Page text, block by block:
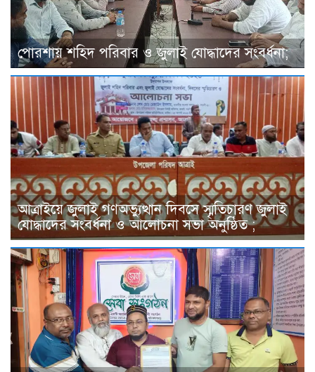
পোরশায় শহিদ পরিবার ও জুলাই যোদ্ধাদের সংবর্ধনা;
আত্রাইয়ে জুলাই গণঅভ্যুত্থান দিবসে স্মৃতিচারণ জুলাই
যোদ্ধাদের সংবর্ধনা ও আলোচনা সভা অনুষ্ঠিত ;